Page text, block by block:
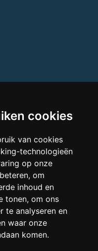
cookies
van cookies
technologieën
op onze
om
inhoud en
tonen, om ons
te analyseren en
waar onze
komen.